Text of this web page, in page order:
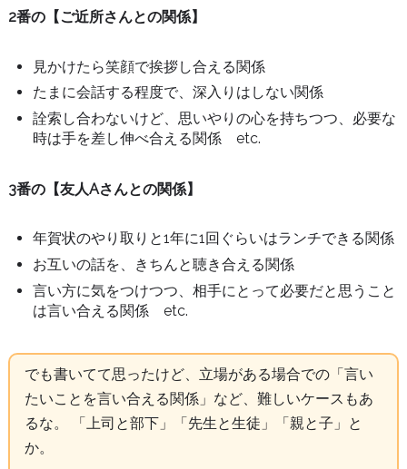
2番の【ご近所さんとの関係】
見かけたら笑顔で挨拶し合える関係
たまに会話する程度で、深入りはしない関係
詮索し合わないけど、思いやりの心を持ちつつ、必要な
時は手を差し伸べ合える関係 etc.
3番の【友人Aさんとの関係】
年賀状のやり取りと1年に1回ぐらいはランチできる関係
お互いの話を、きちんと聴き合える関係
言い方に気をつけつつ、相手にとって必要だと思うこと
は言い合える関係 etc.
でも書いてて思ったけど、立場がある場合での「言い
たいことを言い合える関係」など、難しいケースもあ
るな。 「上司と部下」「先生と生徒」「親と子」と
か。